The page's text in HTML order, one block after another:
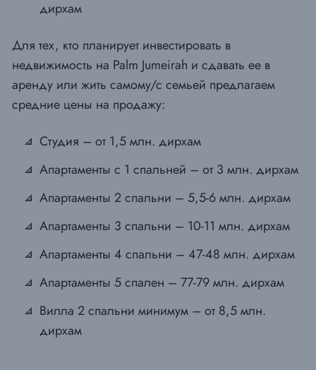
дирхам
Для тех, кто планирует инвестировать в
недвижимость на Palm Jumeirah и сдавать ее в
аренду или жить самому/с семьей предлагаем
средние цены на продажу:
Студия – от 1,5 млн. дирхам
Апартаменты с 1 спальней – от 3 млн. дирхам
Апартаменты 2 спальни – 5,5-6 млн. дирхам
Апартаменты 3 спальни – 10-11 млн. дирхам
Апартаменты 4 спальни – 47-48 млн. дирхам
Апартаменты 5 спален – 77-79 млн. дирхам
Вилла 2 спальни минимум – от 8,5 млн.
дирхам